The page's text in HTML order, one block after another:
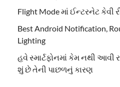
Flight Mode માં ઈન્ટરનેટ કેવી
Best Android Notification,
Lighting
હવે સ્માર્ટફોનમાં કેમ નથી આવી
શું છે તેની પાછળનું કારણ